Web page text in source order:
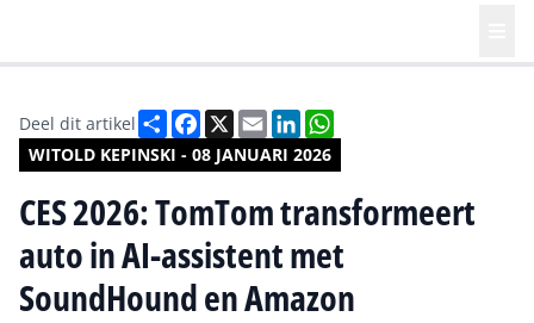
WITOLD KEPINSKI - 08 JANUARI 2026
Deel dit artikel DeelFacebook
X EmailLinkedIn
CES 2026: TomTom transformeert
auto in AI-assistent met
SoundHound en Amazon